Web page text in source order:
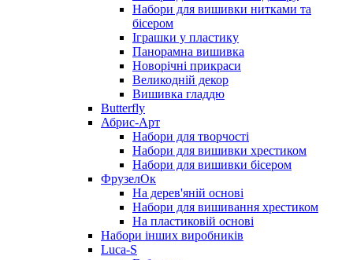
Набори для вишивки нитками та
бісером
Іграшки у пластику
Панорамна вишивка
Новорічні прикраси
Великодній декор
Вишивка гладдю
Butterfly
Абрис-Арт
Набори для творчості
Набори для вишивки хрестиком
Набори для вишивки бісером
ФрузелОк
На дерев'яній основі
Набори для вишивання хрестиком
На пластиковій основі
Набори інших виробників
Luca-S